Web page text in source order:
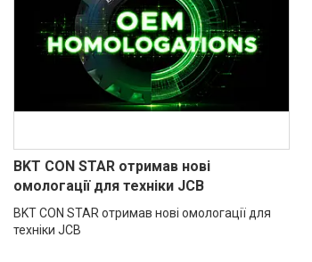
BKT CON STAR отримав нові
омологації для техніки JCB
BKT CON STAR отримав нові омологації для
техніки JCB